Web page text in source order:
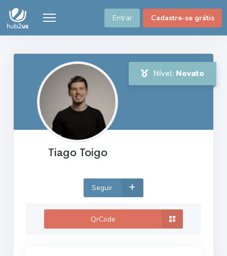
Entrar Cadastre-se grátis
Nível: Novato
Tiago Toigo
Seguir
QrCode